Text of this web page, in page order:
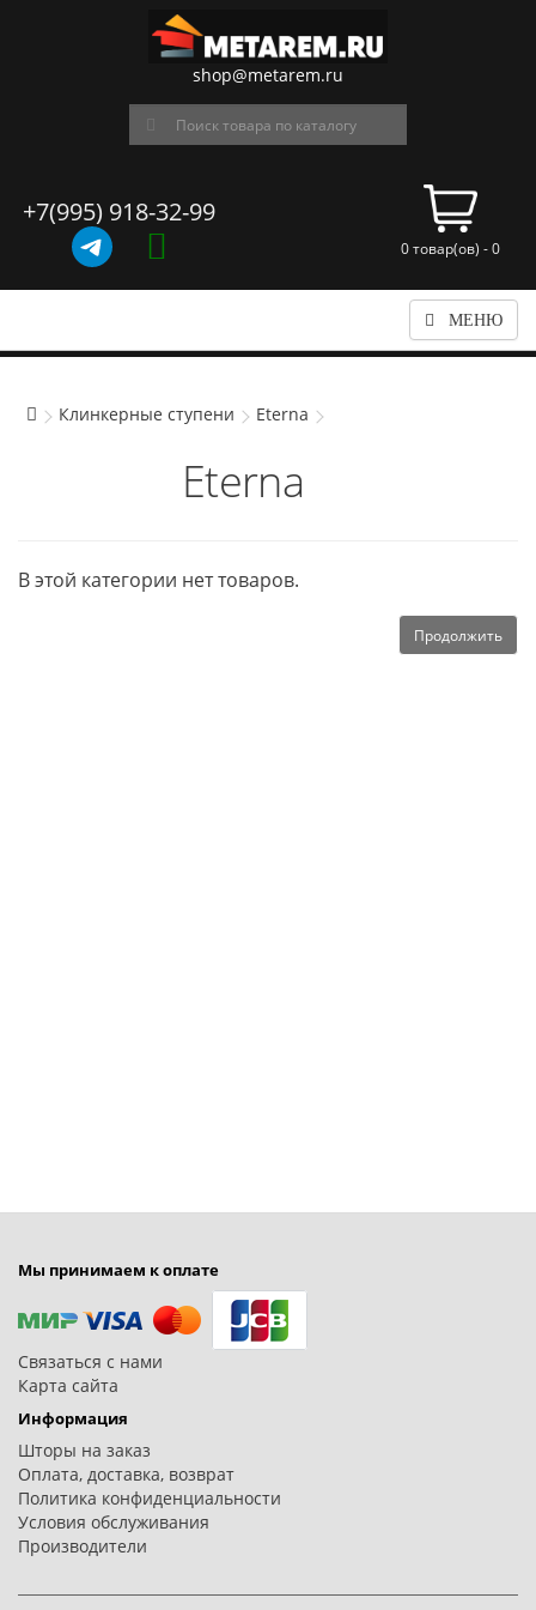
shop@metarem.ru
+7(995) 918-32-99
0 товар(ов) - 0
МЕНЮ
Клинкерные ступени Eterna
Eterna
В этой категории нет товаров.
Продолжить
Мы принимаем к оплате
Связаться с нами
Карта сайта
Информация
Шторы на заказ
Оплата, доставка, возврат
Политика конфиденциальности
Условия обслуживания
Производители